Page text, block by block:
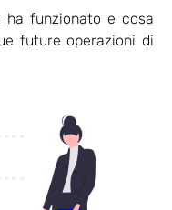
funzionato e cosa
future operazioni di